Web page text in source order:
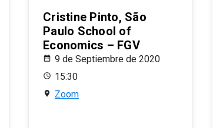
Cristine Pinto, São
Paulo School of
Economics – FGV
9 de Septiembre de 2020
15:30
Zoom